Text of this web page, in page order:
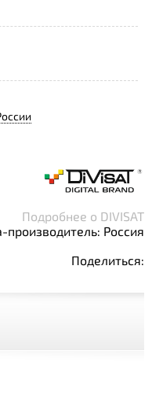
Подробнее о DIVISAT
производитель: Россия
Поделиться: